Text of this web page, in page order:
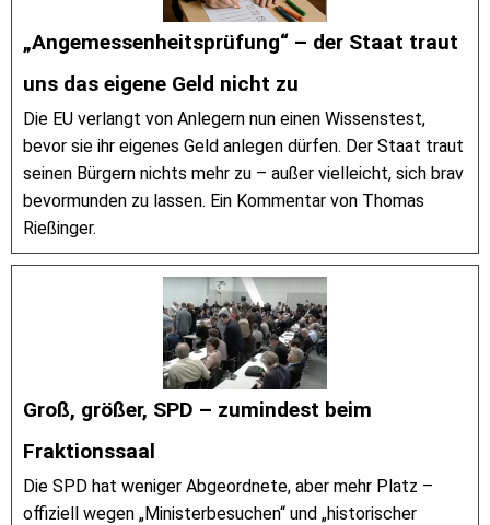
„Angemessenheitsprüfung“ – der Staat traut
uns das eigene Geld nicht zu
Die EU verlangt von Anlegern nun einen Wissenstest,
bevor sie ihr eigenes Geld anlegen dürfen. Der Staat traut
seinen Bürgern nichts mehr zu – außer vielleicht, sich brav
bevormunden zu lassen. Ein Kommentar von Thomas
Rießinger.
Groß, größer, SPD – zumindest beim
Fraktionssaal
Die SPD hat weniger Abgeordnete, aber mehr Platz –
offiziell wegen „Ministerbesuchen“ und „historischer